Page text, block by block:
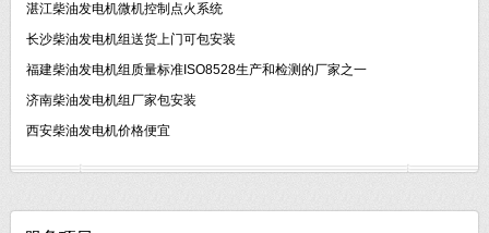
湛江柴油发电机微机控制点火系统
长沙柴油发电机组送货上门可包安装
福建柴油发电机组质量标准ISO8528生产和检测的厂家之一
济南柴油发电机组厂家包安装
西安柴油发电机价格便宜